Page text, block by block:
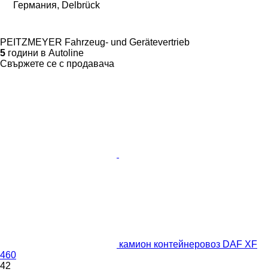
Германия, Delbrück
PEITZMEYER Fahrzeug- und Gerätevertrieb
5 години в Autoline
Свържете се с продавача
камион контейнеровоз DAF XF
460
42